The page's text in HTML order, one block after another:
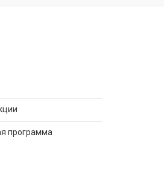
программа